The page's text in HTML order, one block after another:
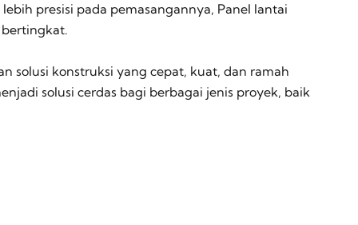
presisi pada pemasangannya, Panel lantai
solusi konstruksi yang cepat, kuat, dan ramah
solusi cerdas bagi berbagai jenis proyek, baik